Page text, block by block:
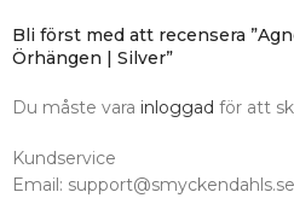
Bli först med att recensera
Örhängen | Silver”
Du måste vara inloggad för att
Kundservice
Email: